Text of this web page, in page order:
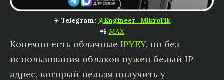
✈️ Telegram: @Engineer_MikroTik
📲 MAX
Конечно есть облачные IPYEY, но без
использования облаков нужен белый IP
адрес, который нельзя получить у